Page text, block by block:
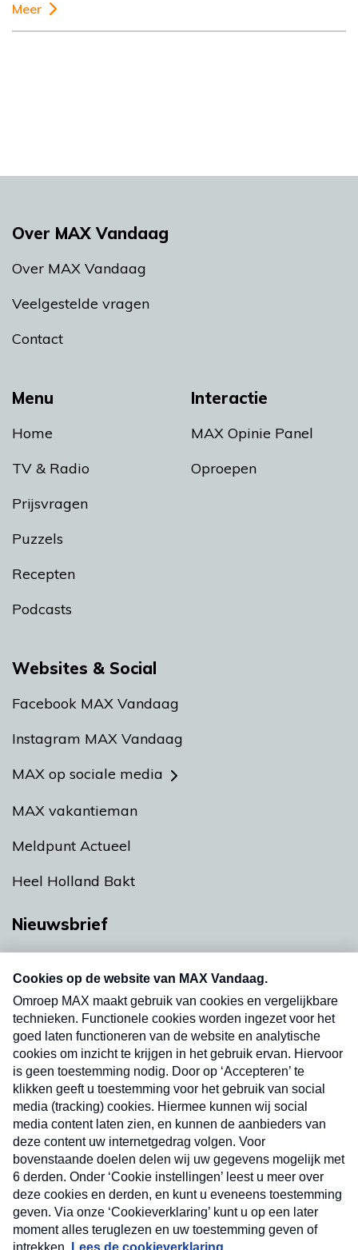
Meer
Menu
Home
TV & Radio
Prijsvragen
Puzzels
Recepten
Podcasts
Interactie
MAX Opinie Panel
Oproepen
Over MAX Vandaag
Over MAX Vandaag
Veelgestelde vragen
Contact
Websites & Social
Facebook MAX Vandaag
Instagram MAX Vandaag
MAX op sociale media
MAX vakantieman
Meldpunt Actueel
Heel Holland Bakt
Nieuwsbrief
Neem hier een gratis abonnement op onze
nieuwsbrief. Elke vrijdag- en dinsdagochtend in
uw mailbox.
Verzend
Nieuwsbrief
Neem hier een gratis abonnement op onze
nieuwsbrief. Elke vrijdag- en dinsdagochtend in uw